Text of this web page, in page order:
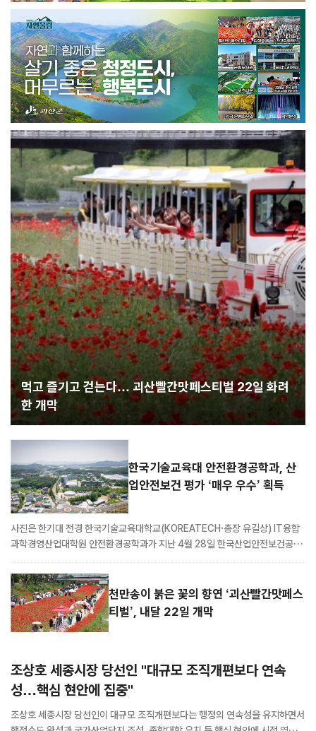
먹고 즐기고 걷는다… 괴산빨간맛페스티벌 22일 화려
한 개막
한국기술교육대 안전환경공학과, 산
업안전보건 평가 ‘매우 우수’ 획득
사진은 한기대 전경 한국기술교육대학교(KOREATECH·총장 유길상) IT융합
과학경영산업대학원 안전환경공학과가 지난 4월 28일 한국산업안전보건공단
서 최고 등급인 ‘매우 우수’를 획득했다. 이번 평가는 산업안전보건 계약학과를
운영하는 대학을 대상으로 진행됐으며, 운영위원회의 대면 평가...
천만송이 붉은 꽃의 향연 ‘괴산빨간맛페스
티벌’, 내달 22일 개막
조상호 세종시장 당선인 "대규모 조직개편보다 연속
성…핵심 현안에 집중"
조상호 세종시장 당선인이 대규모 조직개편보다는 행정의 연속성을 유지하면서